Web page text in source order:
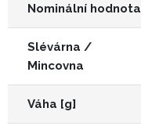
Nominální hodnota
Slévárna /
Mincovna
Váha [g]